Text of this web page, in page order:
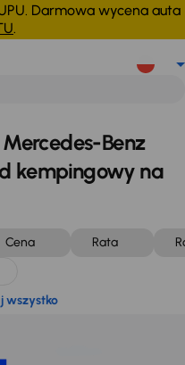
Darmowa wycena auta
.
Samochód kempingowy
Anuluj wszystko
Benz
kempingowy na
Cena Rata
wszystko